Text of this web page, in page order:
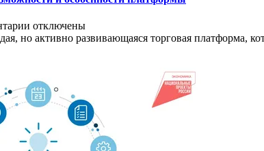
к
записи
возможности
и
особенности
платформы
отключены
но активно развивающаяся торговая платформа,